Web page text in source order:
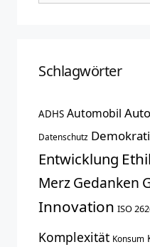
Schlagwörter
ADHS Automobil
Datenschutz
Entwicklung
MerzGedanken
Innovation ISO
Komplexität Konsum